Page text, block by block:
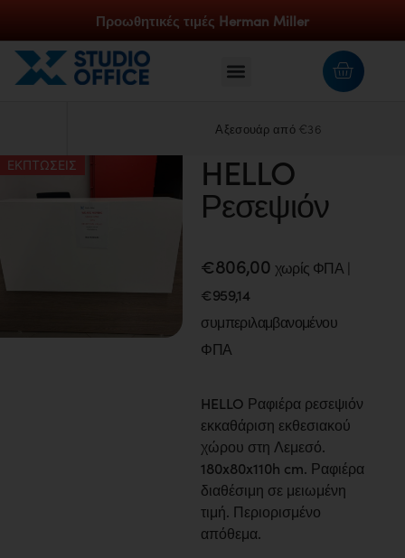
Προωθητικές τιμές Herman Miller
Αξεσουάρ από €36
ΕΚΠΤΩΣΕΙΣ HELLO
Ρεσεψιόν
€806,00 χωρίς ΦΠΑ |
€959,14
συμπεριλαμβανομένου
ΦΠΑ
HELLO Ραφιέρα ρεσεψιόν
εκκαθάριση εκθεσιακού
χώρου στη Λεμεσό.
180x80x110h cm. Ραφιέρα
διαθέσιμη σε μειωμένη
τιμή. Περιορισμένο
απόθεμα.